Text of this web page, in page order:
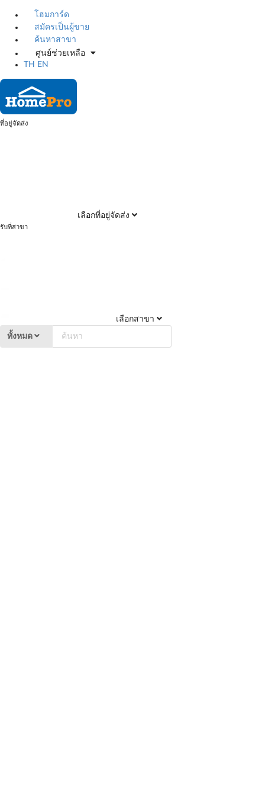
โฮมการ์ด
สมัครเป็นผู้ขาย
ค้นหาสาขา
ศูนย์ช่วยเหลือ
TH
EN
ที่อยู่จัดส่ง
เลือกที่อยู่จัดส่ง
รับที่สาขา
เลือกสาขา
ทั้งหมด